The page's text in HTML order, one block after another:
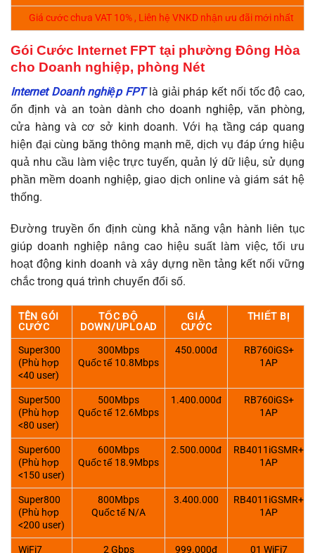
Giá cước chưa VAT 10% , Liên hệ VNKD nhận ưu đãi mới nhất
Gói Cước Internet FPT tại phường Đông Hòa
cho Doanh nghiệp, phòng Nét
Internet Doanh nghiệp FPTlà giải pháp kết nối tốc độ cao,
ổn định và an toàn dành cho doanh nghiệp, văn phòng,
cửa hàng và cơ sở kinh doanh. Với hạ tầng cáp quang
hiện đại cùng băng thông mạnh mẽ, dịch vụ đáp ứng hiệu
quả nhu cầu làm việc trực tuyến, quản lý dữ liệu, sử dụng
phần mềm doanh nghiệp, giao dịch online và giám sát hệ
thống.
Đường truyền ổn định cùng khả năng vận hành liên tục
giúp doanh nghiệp nâng cao hiệu suất làm việc, tối ưu
hoạt động kinh doanh và xây dựng nền tảng kết nối vững
chắc trong quá trình chuyển đổi số.
TÊN GÓI
CƯỚC
TỐC ĐỘ
DOWN/UPLOAD
GIÁ
CƯỚC
THIẾT BỊ
Super300
(Phù hợp
<40 user)
300Mbps
Quốc tế 10.8Mbps
450.000đ
RB760iGS+
1AP
Super500
(Phù hợp
<80 user)
500Mbps
Quốc tế 12.6Mbps
1.400.000đ
RB760iGS+
1AP
Super600
(Phù hợp
<150 user)
600Mbps
Quốc tế 18.9Mbps
2.500.000đ
RB4011iGSMR+
1AP
Super800
(Phù hợp
<200 user)
800Mbps
Quốc tế N/A
3.400.000
RB4011iGSMR+
1AP
WiFi7
2 Gbps
999.000đ
01 WiFi7